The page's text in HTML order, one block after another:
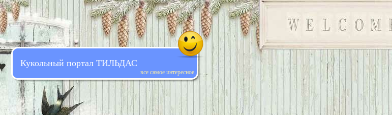
Кукольный портал ТИЛЬДАС
все самое интересное